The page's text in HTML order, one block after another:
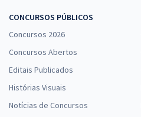
Prefeitura de Senador Canedo -
Economize
CONCURSOS PÚBLICOS
Concursos 2026
Concursos Abertos
Editais Publicados
Histórias Visuais
Notícias de Concursos